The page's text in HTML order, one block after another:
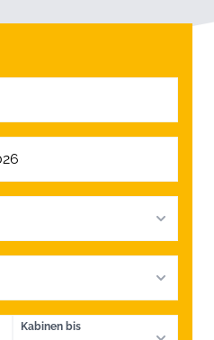
Kabinen bis